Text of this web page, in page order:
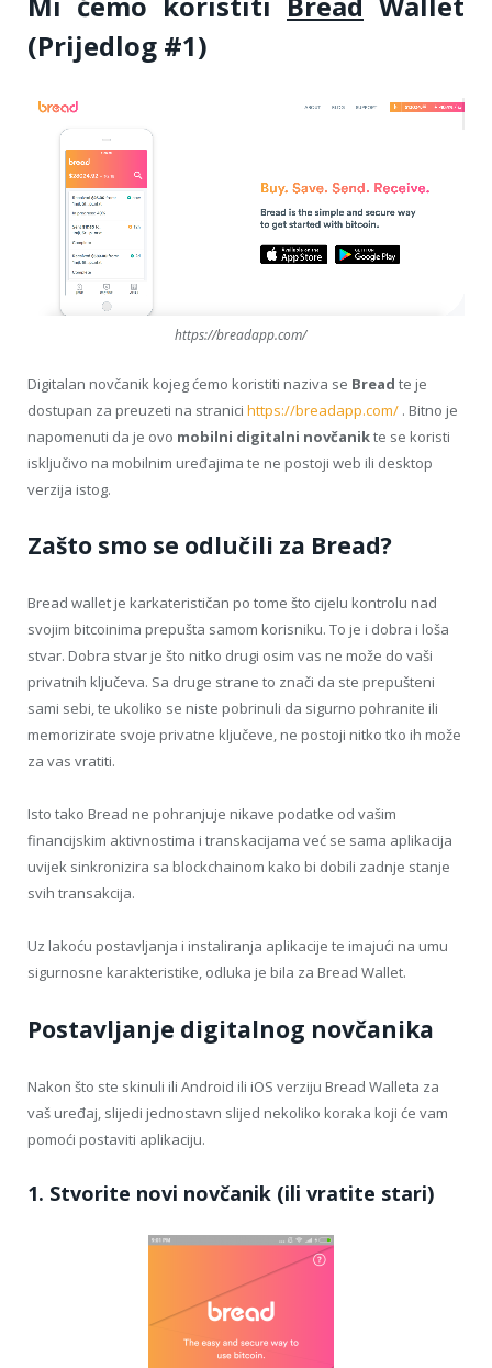
(Prijedlog #1)
https://breadapp.com/
Digitalan novčanik kojeg ćemo koristiti naziva se Bread te je
dostupan za preuzeti na stranici https://breadapp.com/ . Bitno je
napomenuti da je ovo mobilni digitalni novčanikte se koristi
isključivo na mobilnim uređajima te ne postoji web ili desktop
verzija istog.
Zašto smo se odlučili za Bread?
Bread wallet je karkaterističan po tome što cijelu kontrolu nad
svojim bitcoinima prepušta samom korisniku. To je i dobra i loša
stvar. Dobra stvar je što nitko drugi osim vas ne može do vaši
privatnih ključeva. Sa druge strane to znači da ste prepušteni
sami sebi, te ukoliko se niste pobrinuli da sigurno pohranite ili
memorizirate svoje privatne ključeve, ne postoji nitko tko ih može
za vas vratiti.
Isto tako Bread ne pohranjuje nikave podatke od vašim
financijskim aktivnostima i transkacijama već se sama aplikacija
uvijek sinkronizira sa blockchainom kako bi dobili zadnje stanje
svih transakcija.
Uz lakoću postavljanja i instaliranja aplikacije te imajući na umu
sigurnosne karakteristike, odluka je bila za Bread Wallet.
Postavljanje digitalnog novčanika
Nakon što ste skinuli ili Android ili iOS verziju Bread Walleta za
vaš uređaj, slijedi jednostavn slijed nekoliko koraka koji će vam
pomoći postaviti aplikaciju.
1. Stvorite novi novčanik (ili vratite stari)